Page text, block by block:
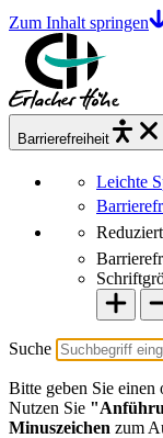
Zum Inhalt springen
Barrierefrei heit
Leichte
Suche
Bitte geben Sie einen
Nutzen Sie
Minuszeichen zum